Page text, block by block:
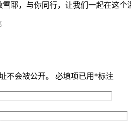
雪耶，与你同行，让我们一起在这个
不会被公开。 必填项已用 *标注